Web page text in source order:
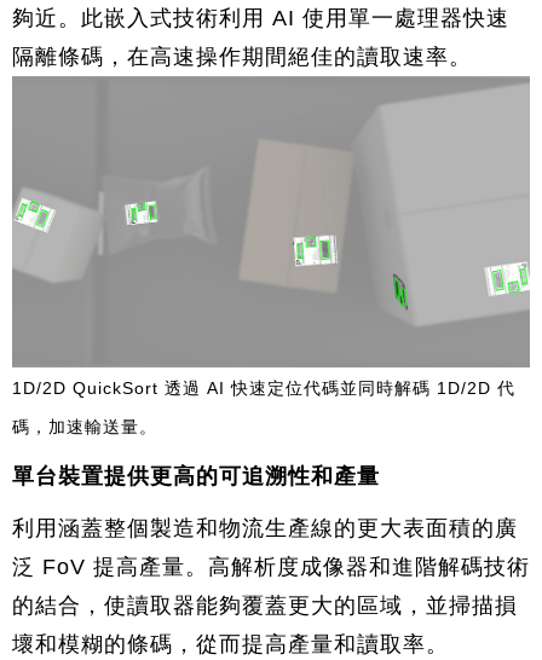
夠近。此嵌入式技術利用 AI 使用單一處理器快速
隔離條碼，在高速操作期間絕佳的讀取速率。
1D/2D QuickSort 透過 AI 快速定位代碼並同時解碼 1D/2D 代
碼，加速輸送量。
單台裝置提供更高的可追溯性和產量
利用涵蓋整個製造和物流生產線的更大表面積的廣
泛 FoV 提高產量。高解析度成像器和進階解碼技術
的結合，使讀取器能夠覆蓋更大的區域，並掃描損
壞和模糊的條碼，從而提高產量和讀取率。